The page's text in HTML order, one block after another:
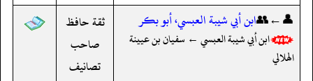
👤←👥ابن أبي شيبة العبسي، أبو بكر
ابن أبي شيبة العبسي ← سفيان بن عيينة
الهلالي
ثقة حافظ
صاحب
تصانيف